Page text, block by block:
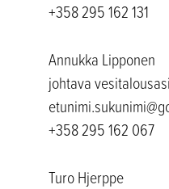
+358 295 162 131
Annukka Lipponen
johtava
+358 295 162 067
Turo Hjerppe